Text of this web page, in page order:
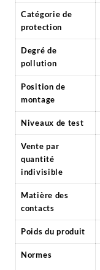
Catégorie de
protection
Degré de
pollution
Position de
montage
Niveaux de test
Vente par
quantité
indivisible
Matière des
contacts
Poids du produit
Normes